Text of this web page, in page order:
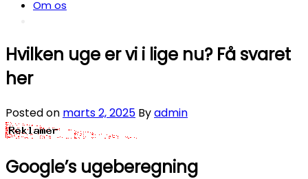
Om os
Hvilken uge er vi i lige nu? Få svaret
her
Posted on marts 2, 2025 Byadmin
Google’s ugeberegning